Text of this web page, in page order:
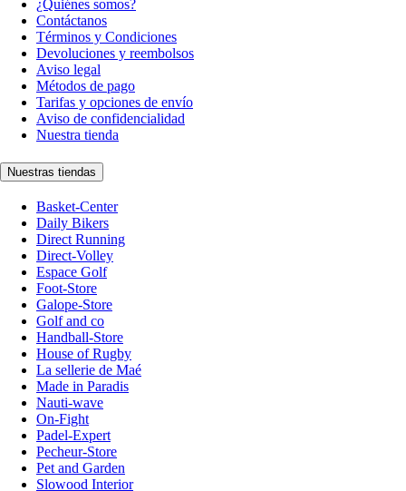
¿Quiénes somos?
Contáctanos
Términos y Condiciones
Devoluciones y reembolsos
Aviso legal
Métodos de pago
Tarifas y opciones de envío
Aviso de confidencialidad
Nuestra tienda
Nuestras tiendas
Basket-Center
Daily Bikers
Direct Running
Direct-Volley
Espace Golf
Foot-Store
Galope-Store
Golf and co
Handball-Store
House of Rugby
La sellerie de Maé
Made in Paradis
Nauti-wave
On-Fight
Padel-Expert
Pecheur-Store
Pet and Garden
Slowood Interior